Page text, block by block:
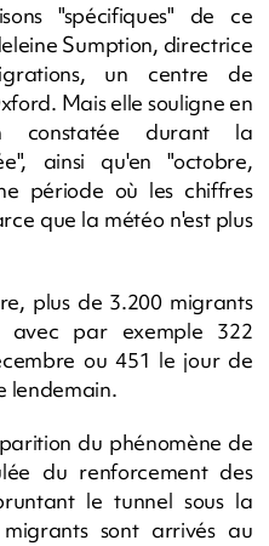
"spécifiques" de ce
Sumption, directrice
un centre de
Mais elle souligne en
constatée durant la
ainsi qu'en "octobre,
période où les chiffres
que la météo n'est plus
plus de 3.200 migrants
avec par exemple 322
ou 451 le jour de
lendemain.
du phénomène de
du renforcement des
le tunnel sous la
sont arrivés au